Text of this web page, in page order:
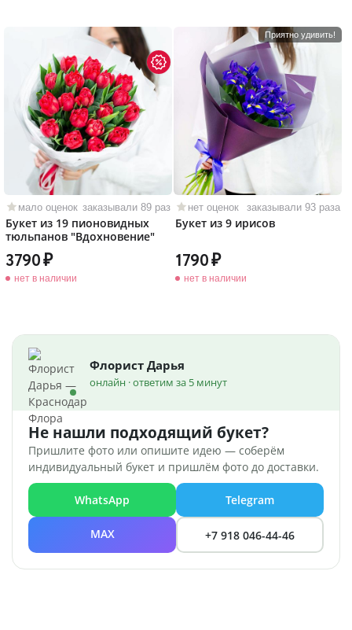
мало оценок заказывали 89 раз
Букет из 19 пионовидных
тюльпанов "Вдохновение"
3790
нет в наличии
Приятно удивить!
нет оценок заказывали 93 раза
Букет из 9 ирисов
1790
нет в наличии
Флорист Дарья
онлайн · ответим за 5 минут
Не нашли подходящий букет?
Пришлите фото или опишите идею — соберём
индивидуальный букет и пришлём фото до доставки.
WhatsApp Telegram
MAX +7 918 046-44-46